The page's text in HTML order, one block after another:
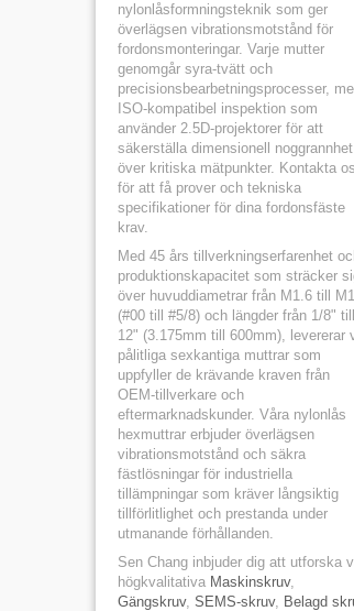
nylonlåsformningsteknik som ger
överlägsen vibrationsmotstånd för
fordonsmonteringar. Varje mutter
genomgår syra-tvätt och
precisionsbearbetningsprocesser,
ISO-kompatibel inspektion som
använder 2.5D-projektorer för att
säkerställa dimensionell noggrannhet
över kritiska mätpunkter. Kontakta
för att få prover och tekniska
specifikationer för dina fordonsfäste
krav.
Med 45 års tillverkningserfarenhet
produktionskapacitet som sträcker
över huvuddiametrar från M1.6 till
(#00 till #5/8) och längder från 1/8" till
12" (3.175mm till 600mm), levererar
pålitliga sexkantiga muttrar som
uppfyller de krävande kraven från
OEM-tillverkare och
eftermarknadskunder. Våra nylonlås
hexmuttrar erbjuder överlägsen
vibrationsmotstånd och säkra
fästlösningar för industriella
tillämpningar som kräver långsiktig
tillförlitlighet och prestanda under
utmanande förhållanden.
Sen Chang inbjuder dig att utforska
högkvalitativa Maskinskruv,
Gängskruv, SEMS-skruv, Belagd